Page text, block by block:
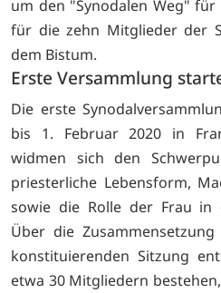
um den "Synodalen Weg" für
für die zehn Mitglieder der
dem Bistum.
Erste Versammlung
Die erste
bis 1. Februar 2020 in
widmen sich den
priesterliche Lebensform,
sowie die Rolle der Frau in
Über die
konstituierenden Sitzung
etwa 30 Mitgliedern